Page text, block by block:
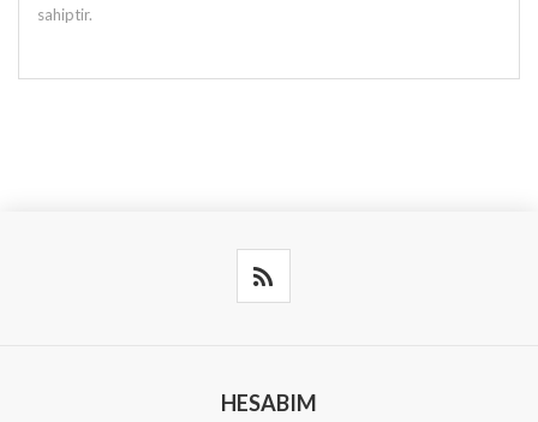
sahiptir.
HESABIM